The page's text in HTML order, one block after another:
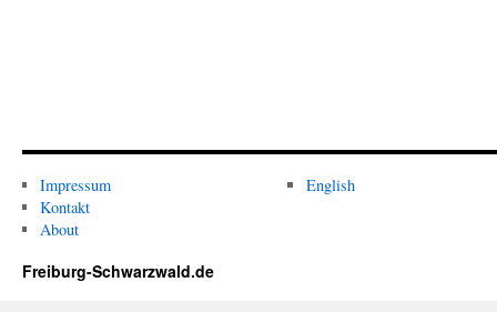
Impressum
Kontakt
About
English
Freiburg-Schwarzwald.de